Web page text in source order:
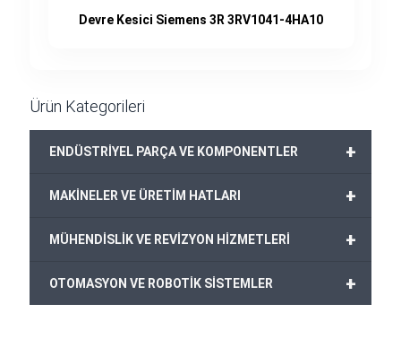
Devre Kesici Siemens 3R 3RV1041-4HA10
Ürün Kategorileri
+
ENDÜSTRİYEL PARÇA VE KOMPONENTLER
+
MAKİNELER VE ÜRETİM HATLARI
+
MÜHENDİSLİK VE REVİZYON HİZMETLERİ
+
OTOMASYON VE ROBOTİK SİSTEMLER